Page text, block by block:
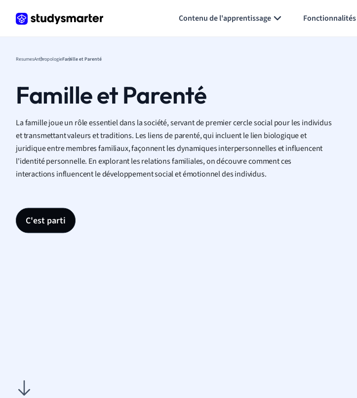
Contenu de l'apprentissage Fonctionnalités
ResumesAnthropologieFamille et Parenté
Famille et Parenté
La famille joue un rôle essentiel dans la société, servant de premier cercle social pour les individus
et transmettant valeurs et traditions. Les liens de parenté, qui incluent le lien biologique et
juridique entre membres familiaux, façonnent les dynamiques interpersonnelles et influencent
l'identité personnelle. En explorant les relations familiales, on découvre comment ces
interactions influencent le développement social et émotionnel des individus.
C'est parti